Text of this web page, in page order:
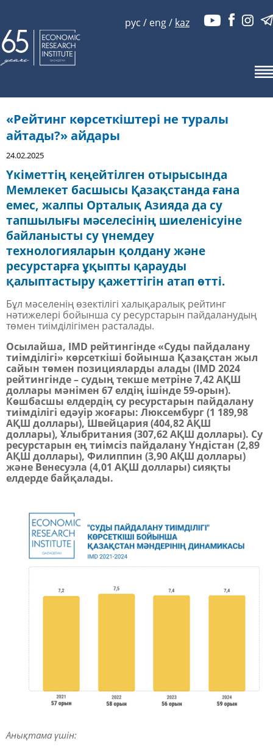
рус / eng/ kaz
«Рейтинг көрсеткіштері не туралы
айтады?» айдары
24.02.2025
Үкіметтің кеңейтілген отырысында
Мемлекет басшысы Қазақстанда ғана
емес, жалпы Орталық Азияда да су
тапшылығы мәселесінің шиеленісуіне
байланысты су үнемдеу
технологияларын қолдану және
ресурстарға ұқыпты қарауды
қалыптастыру қажеттігін атап өтті.
Бұл мәселенің өзектілігі халықаралық рейтинг
нәтижелері бойынша су ресурстарын пайдаланудың
төмен тиімділігімен расталады.
Осылайша, IMD рейтингінде «Суды пайдалану
тиімділігі» көрсеткіші бойынша Қазақстан жыл
сайын төмен позицияларды алады (IMD 2024
рейтингінде – судың текше метріне 7,42 АҚШ
доллары мәнімен 67 елдің ішінде 59-орын).
Көшбасшы елдердің су ресурстарын пайдалану
тиімділігі едәуір жоғары: Люксембург (1 189,98
АҚШ доллары), Швейцария (404,82 АҚШ
доллары), Ұлыбритания (307,62 АҚШ доллары). Су
ресурстарын ең тиімсіз пайдалану Үндістан (2,89
АҚШ доллары), Филиппин (3,90 АҚШ доллары)
және Венесуэла (4,01 АҚШ доллары) сияқты
елдерде байқалады.
Анықтама үшін: